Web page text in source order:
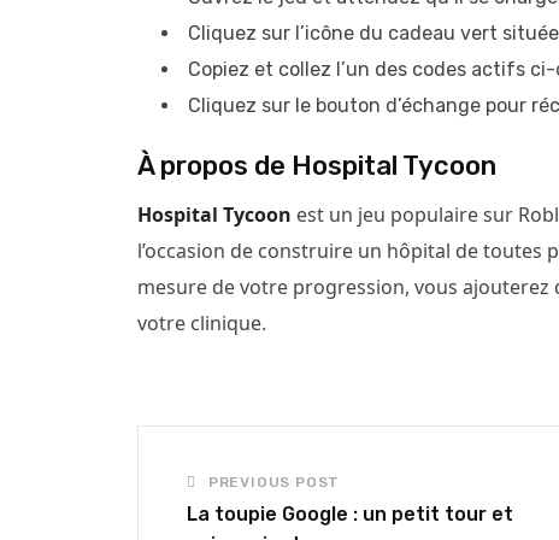
Cliquez sur l’icône du cadeau vert
Copiez et collez l’un des codes actifs
Cliquez sur le bouton d’échange pour
À propos de Hospital Tycoon
Hospital Tycoon est un jeu populaire sur
l’occasion de construire un hôpital de toutes
mesure de votre progression, vous ajouterez
votre clinique.
PREVIOUS POST
La toupie Google : un petit tour et